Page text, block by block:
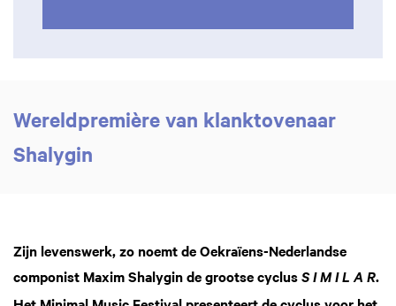
Wereldpremière van klanktovenaar
Shalygin
Zijn levenswerk, zo noemt de Oekraïens-Nederlandse
componist Maxim Shalygin de grootse cyclus S I M I L A R.